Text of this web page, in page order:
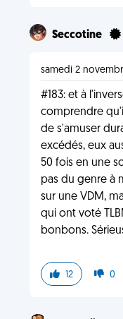
Seccotine
samedi 2
#183: et à
comprendre
de s'amuser
excédés, eux
50 fois en une
pas du genre à
sur une VDM,
qui ont voté
bonbons.
12 0